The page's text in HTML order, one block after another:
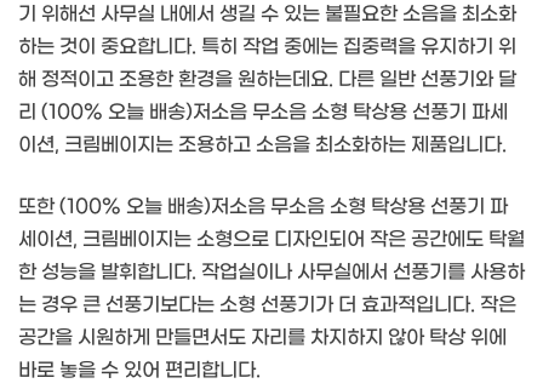
기 위해선 사무실 내에서 생길 수 있는 불필요한 소음을 최소화
하는 것이 중요합니다. 특히 작업 중에는 집중력을 유지하기 위
해 정적이고 조용한 환경을 원하는데요. 다른 일반 선풍기와 달
리 (100% 오늘 배송)저소음 무소음 소형 탁상용 선풍기 파세
이션, 크림베이지는 조용하고 소음을 최소화하는 제품입니다.
또한 (100% 오늘 배송)저소음 무소음 소형 탁상용 선풍기 파
세이션, 크림베이지는 소형으로 디자인되어 작은 공간에도 탁월
한 성능을 발휘합니다. 작업실이나 사무실에서 선풍기를 사용하
는 경우 큰 선풍기보다는 소형 선풍기가 더 효과적입니다. 작은
공간을 시원하게 만들면서도 자리를 차지하지 않아 탁상 위에
바로 놓을 수 있어 편리합니다.